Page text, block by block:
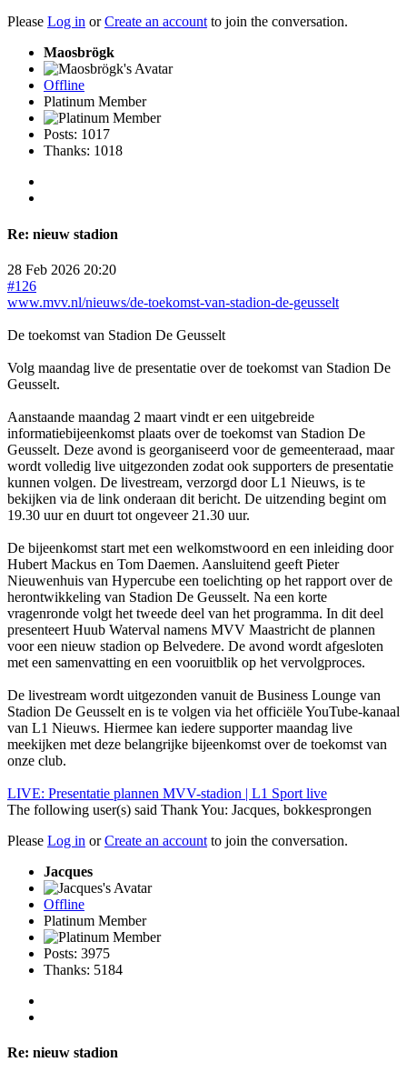
Please Log in orCreate an accountto join the conversation.
Maosbrögk
Offline
Platinum Member
Posts: 1017
Thanks: 1018
Re: nieuw stadion
28 Feb 2026 20:20
#126
www.mvv.nl/nieuws/de-toekomst-van-stadion-de-geusselt
De toekomst van Stadion De Geusselt
Volg maandag live de presentatie over de toekomst van Stadion De
Geusselt.
Aanstaande maandag 2 maart vindt er een uitgebreide
informatiebijeenkomst plaats over de toekomst van Stadion De
Geusselt. Deze avond is georganiseerd voor de gemeenteraad, maar
wordt volledig live uitgezonden zodat ook supporters de presentatie
kunnen volgen. De livestream, verzorgd door L1 Nieuws, is te
bekijken via de link onderaan dit bericht. De uitzending begint om
19.30 uur en duurt tot ongeveer 21.30 uur.
De bijeenkomst start met een welkomstwoord en een inleiding door
Hubert Mackus en Tom Daemen. Aansluitend geeft Pieter
Nieuwenhuis van Hypercube een toelichting op het rapport over de
herontwikkeling van Stadion De Geusselt. Na een korte
vragenronde volgt het tweede deel van het programma. In dit deel
presenteert Huub Waterval namens MVV Maastricht de plannen
voor een nieuw stadion op Belvedere. De avond wordt afgesloten
met een samenvatting en een vooruitblik op het vervolgproces.
De livestream wordt uitgezonden vanuit de Business Lounge van
Stadion De Geusselt en is te volgen via het officiële YouTube-kanaal
van L1 Nieuws. Hiermee kan iedere supporter maandag live
meekijken met deze belangrijke bijeenkomst over de toekomst van
onze club.
LIVE: Presentatie plannen MVV-stadion | L1 Sport live
The following user(s) said Thank You: Jacques, bokkesprongen
Please Log in orCreate an account to join the conversation.
Jacques
Offline
Platinum Member
Posts: 3975
Thanks: 5184
Re: nieuw stadion